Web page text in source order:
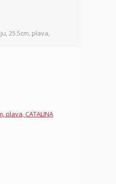
25.5cm, plava,
plava, CATALINA